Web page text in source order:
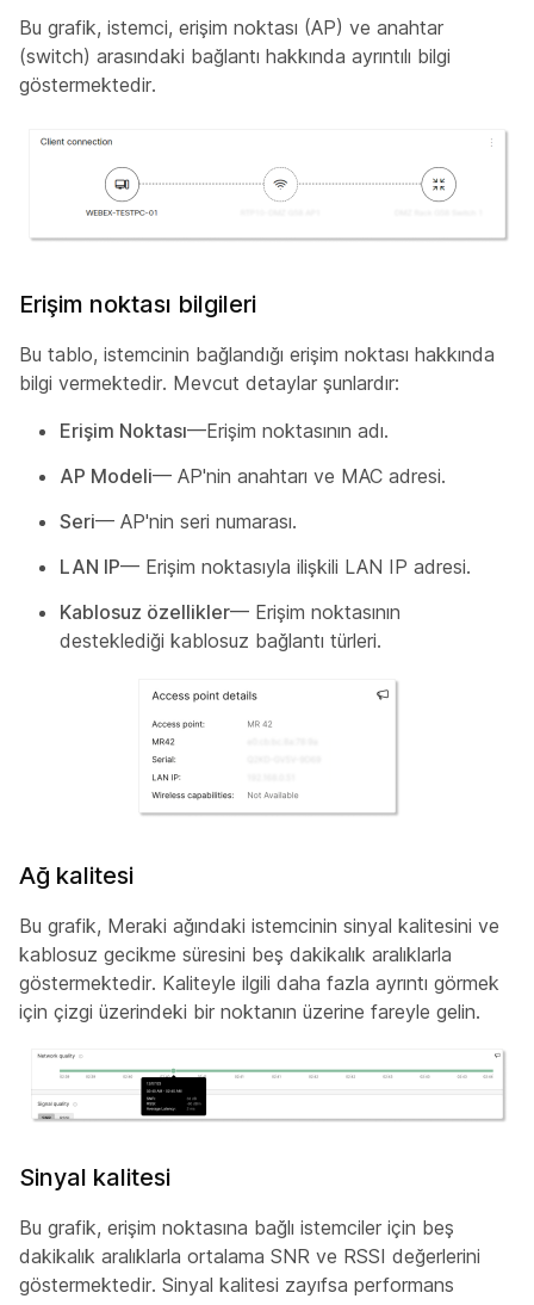
Bu grafik, istemci, erişim noktası (AP) ve anahtar
(switch) arasındaki bağlantı hakkında ayrıntılı bilgi
göstermektedir.
Erişim noktası bilgileri
Bu tablo, istemcinin bağlandığı erişim noktası hakkında
bilgi vermektedir. Mevcut detaylar şunlardır:
Erişim Noktası—Erişim noktasının adı.
AP Modeli— AP'nin anahtarı ve MAC adresi.
Seri— AP'nin seri numarası.
LAN IP— Erişim noktasıyla ilişkili LAN IP adresi.
Kablosuz özellikler— Erişim noktasının
desteklediği kablosuz bağlantı türleri.
Ağ kalitesi
Bu grafik, Meraki ağındaki istemcinin sinyal kalitesini ve
kablosuz gecikme süresini beş dakikalık aralıklarla
göstermektedir. Kaliteyle ilgili daha fazla ayrıntı görmek
için çizgi üzerindeki bir noktanın üzerine fareyle gelin.
Sinyal kalitesi
Bu grafik, erişim noktasına bağlı istemciler için beş
dakikalık aralıklarla ortalama SNR ve RSSI değerlerini
göstermektedir. Sinyal kalitesi zayıfsa performans